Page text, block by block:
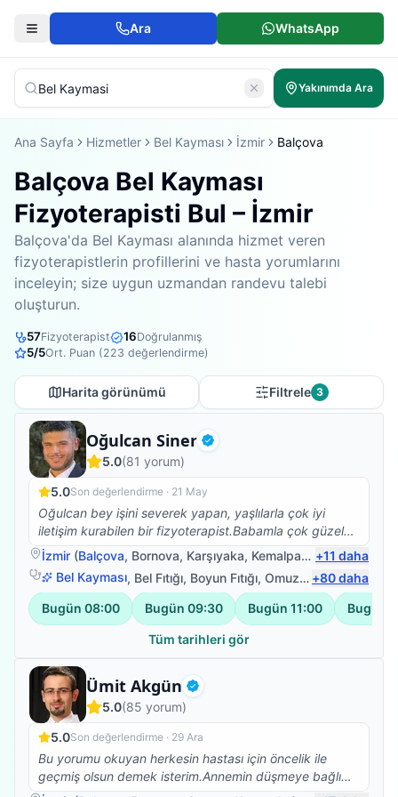
Ara WhatsApp
Yakınımda Ara
Ana Sayfa Hizmetler Bel Kayması İzmir Balçova
Balçova Bel Kayması
Fizyoterapisti Bul – İzmir
Balçova'da Bel Kayması alanında hizmet veren
fizyoterapistlerin profillerini ve hasta yorumlarını
inceleyin; size uygun uzmandan randevu talebi
oluşturun.
57Fizyoterapist 16Doğrulanmış
5/5Ort. Puan (223 değerlendirme)
Harita görünümü Filtrele 3
Oğulcan Siner Doğrulanmış
Fizyoterapist
5.0(81 yorum)
5.0Son değerlendirme · 21 May
Oğulcan bey işini severek yapan, yaşlılarla çok iyi
iletişim kurabilen bir fizyoterapist.Babamla çok güzel
ilgilendi.Kendisine çok teşekkür ederim.☺️
İzmir (Balçova, Bornova, Karşıyaka, Kemalpaşa )+11 daha
Bel Kayması, Bel Fıtığı, Boyun Fıtığı, Omuz Bağ Yaralanması +80daha
Bugün 08:00 Bugün 09:30 Bugün 11:00 Bugün
Tüm tarihleri gör
Ümit Akgün Doğrulanmış
Fizyoterapist
5.0(85 yorum)
5.0Son değerlendirme · 29 Ara
Bu yorumu okuyan herkesin hastası için öncelik ile
geçmiş olsun demek isterim.Annemin düşmeye bağlı
beyin kanaması sonrası vücudunun sol tarafına